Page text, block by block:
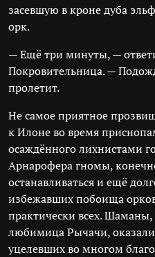
засевшую в кроне дуба
орк.
— Ещё три минуты, —
Покровительница. —
пролетит.
Не самое приятное
к Илоне во время
осаждённого лихнистами
Арнарофера гномы,
останавливаться и ещё
избежавших побоища
практически всех.
любимица Рычачи,
уцелевших во многом